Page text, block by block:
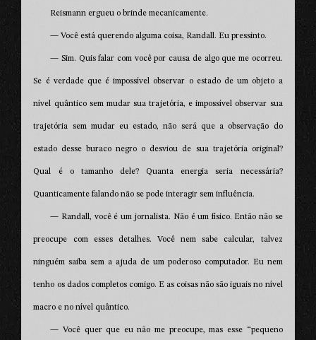
Reismann ergueu o brinde mecanicamente.
— Você está querendo alguma coisa, Randall. Eu pressinto.
— Sim. Quis falar com você por causa de algo que me ocorreu.
Se é verdade que é impossível observar o estado de um objeto a
nível quântico sem mudar sua trajetória, e impossível observar sua
trajetória sem mudar eu estado, não será que a observação do
estado desse buraco negro o desviou de sua trajetória original?
Qual é o tamanho dele? Quanta energia seria necessária?
Quanticamente falando não se pode interagir sem influência.
— Randall, você é um jornalista. Não é um físico. Então não se
preocupe com esses detalhes. Você nem sabe calcular, talvez
ninguém saiba sem a ajuda de um poderoso computador. Eu nem
tenho os dados completos comigo. E as coisas não são iguais no nível
macro e no nível quântico.
— Você quer que eu não me preocupe, mas esse “pequeno